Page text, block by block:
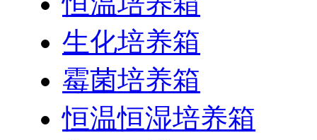
生化培养箱
霉菌培养箱
恒温恒湿培养箱